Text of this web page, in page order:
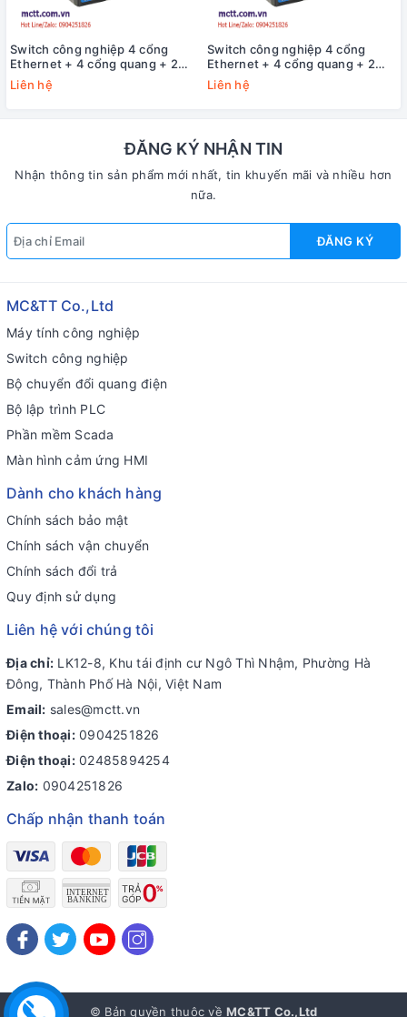
Switch công nghiệp 4 cổng
Ethernet + 4 cổng quang + 2
cổng Gigabit SFP 3Onedata
IES2010-4T4F2GS-P220
Liên hệ
Switch công nghiệp 4 cổng
Ethernet + 4 cổng quang + 2
cổng Gigabit SFP 3Onedata
IES2010-4T4F2GS-2P48
Liên hệ
ĐĂNG KÝ NHẬN TIN
Nhận thông tin sản phẩm mới nhất, tin khuyến mãi và nhiều hơn
nữa.
ĐĂNG KÝ
MC&TT Co.,Ltd
Máy tính công nghiệp
Switch công nghiệp
Bộ chuyển đổi quang điện
Bộ lập trình PLC
Phần mềm Scada
Màn hình cảm ứng HMI
Dành cho khách hàng
Chính sách bảo mật
Chính sách vận chuyển
Chính sách đổi trả
Quy định sử dụng
Liên hệ với chúng tôi
Địa chỉ: LK12-8, Khu tái định cư Ngô Thì Nhậm, Phường Hà
Đông, Thành Phố Hà Nội, Việt Nam
Email: sales@mctt.vn
Điện thoại: 0904251826
Điện thoại: 02485894254
Zalo: 0904251826
Chấp nhận thanh toán
© Bản quyền thuộc về MC&TT Co.,Ltd